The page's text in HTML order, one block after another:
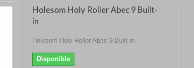
Holesom Holy Roller Abec 9 Built-
in
Holesom Holy Roller Abec 9 Built-in
Disponible